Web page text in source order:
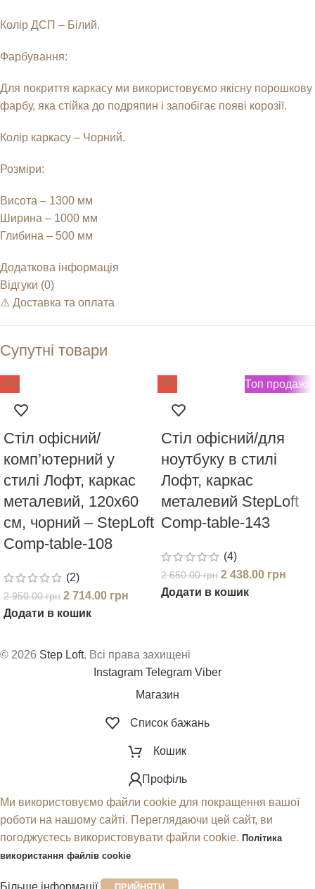
Колір ДСП – Білий.
Фарбування:
Для покриття каркасу ми використовуємо якісну порошкову
фарбу, яка стійка до подряпин і запобігає появі корозії.
Колір каркасу – Чорний.
Розміри:
Висота – 1300 мм
Ширина – 1000 мм
Глибина – 500 мм
Додаткова інформація
Відгуки (0)
⚠︎ Доставка та оплата
Супутні товари
-8%
Стіл офісний/
комп’ютерний у
стилі Лофт, каркас
металевий, 120х60
см, чорний – StepLoft
Comp-table-108
(2)
2 950.00грн 2 714.00 грн
Додати в кошик
-8% Топ продажів
Стіл офісний/для
ноутбуку в стилі
Лофт, каркас
металевий StepLoft
Comp-table-143
(4)
2 650.00грн 2 438.00 грн
Додати в кошик
© 2026 Step Loft. Всі права захищені
Instagram Telegram Viber
Магазин
Список бажань
Кошик
Профіль
Ми використовуємо файли cookie для покращення вашої
роботи на нашому сайті. Переглядаючи цей сайт, ви
погоджуєтесь використовувати файли cookie. Політика
використання файлів cookie
Більше інформації